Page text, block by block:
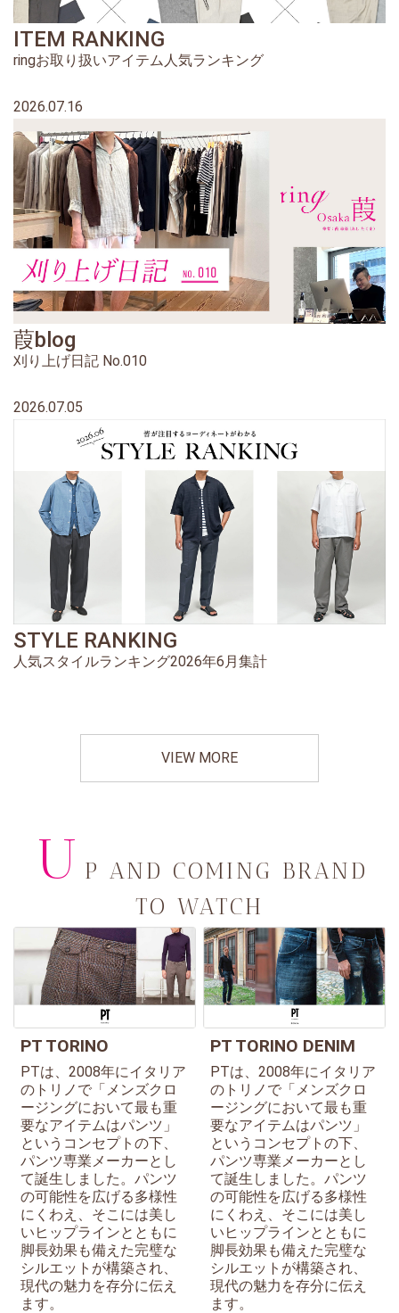
ITEM RANKING
ringお取り扱いアイテム人気ランキング
2026.07.16
葭blog
刈り上げ日記 No.010
2026.07.05
STYLE RANKING
人気スタイルランキング2026年6月集計
VIEW MORE
U P AND COMING BRAND
TO WATCH
PT TORINO
PTは、2008年にイタリア
のトリノで「メンズクロ
ージングにおいて最も重
要なアイテムはパンツ」
というコンセプトの下、
パンツ専業メーカーとし
て誕生しました。パンツ
の可能性を広げる多様性
にくわえ、そこには美し
いヒップラインとともに
脚長効果も備えた完璧な
シルエットが構築され、
現代の魅力を存分に伝え
ます。
PT TORINO DENIM
PTは、2008年にイタリア
のトリノで「メンズクロ
ージングにおいて最も重
要なアイテムはパンツ」
というコンセプトの下、
パンツ専業メーカーとし
て誕生しました。パンツ
の可能性を広げる多様性
にくわえ、そこには美し
いヒップラインとともに
脚長効果も備えた完璧な
シルエットが構築され、
現代の魅力を存分に伝え
ます。